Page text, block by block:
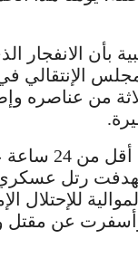
بأن الانفجار
الإنتقالي
من عناصره
ويأتي التفجير
رتل
للإحتلال